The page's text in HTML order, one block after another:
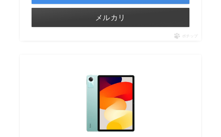
メルカリ
ポチップ